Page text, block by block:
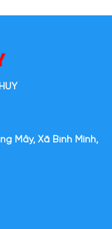
Mây, Xã Bình Minh,